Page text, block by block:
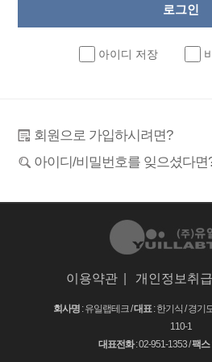
아이디 저장
회원으로 가입하시려면?
아이디/비밀번호를 잊으셨다면
이용약관 개인정보취
회사명 : 유일랩테크 /대표: 한기식 /경기
110-1
대표전화: 02-951-1353 /팩스